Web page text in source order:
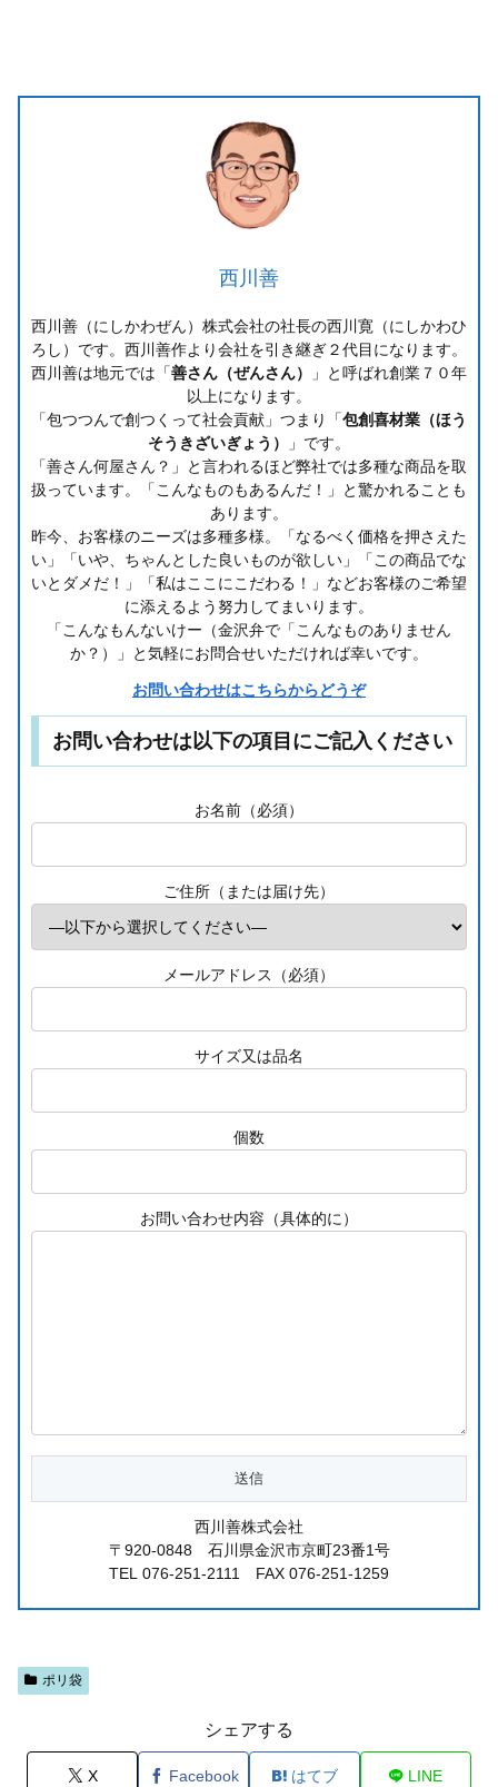
西川善
西川善（にしかわぜん）株式会社の社長の西川寛（にしかわひ
ろし）です。西川善作より会社を引き継ぎ２代目になります。
西川善は地元では「善さん（ぜんさん）
」と呼ばれ創業７０年
以上になります。
「包つつんで創つくって社会貢献」つまり「包創喜材業（ほう
そうきざいぎょう）
」です。
「善さん何屋さん？」と言われるほど弊社では多種な商品を取
扱っています。「こんなものもあるんだ！」と驚かれることも
あります。
昨今、お客様のニーズは多種多様。「なるべく価格を押さえた
い」「いや、ちゃんとした良いものが欲しい」「この商品でな
いとダメだ！」「私はここにこだわる！」などお客様のご希望
に添えるよう努力してまいります。
「こんなもんないけー（金沢弁で「こんなものありません
か？）」と気軽にお問合せいただければ幸いです。
お問い合わせはこちらからどうぞ
お問い合わせは以下の項目にご記入ください
お名前（必須）
ご住所（または届け先）
メールアドレス（必須）
サイズ又は品名
個数
お問い合わせ内容（具体的に）
西川善株式会社
〒920-0848 石川県金沢市京町23番1号
TEL 076-251-2111 FAX 076-251-1259
ポリ袋
シェアする
X Facebook はてブ LINE